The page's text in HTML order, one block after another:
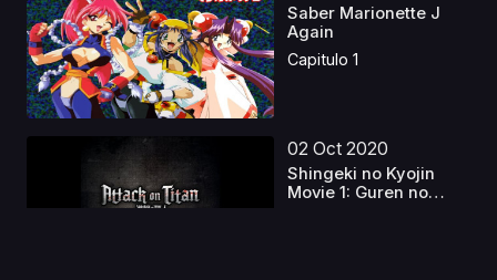
Saber Marionette J
Again
Capitulo 1
02 Oct 2020
Shingeki no Kyojin
Movie 1: Guren no